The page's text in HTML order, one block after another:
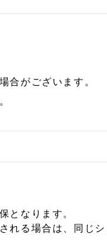
合がございます。
となります。
れる場合は、同じ